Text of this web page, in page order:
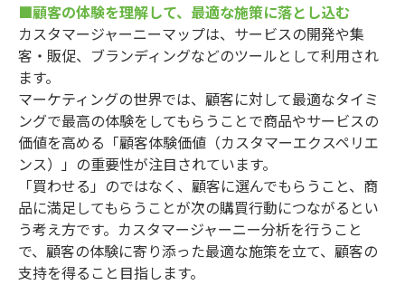
■顧客の体験を理解して、最適な施策に落とし込む
カスタマージャーニーマップは、サービスの開発や集
客・販促、ブランディングなどのツールとして利用され
ます。
マーケティングの世界では、顧客に対して最適なタイミ
ングで最高の体験をしてもらうことで商品やサービスの
価値を高める「顧客体験価値（カスタマーエクスペリエ
ンス）」の重要性が注目されています。
「買わせる」のではなく、顧客に選んでもらうこと、商
品に満足してもらうことが次の購買行動につながるとい
う考え方です。カスタマージャーニー分析を行うこと
で、顧客の体験に寄り添った最適な施策を立て、顧客の
支持を得ること目指します。